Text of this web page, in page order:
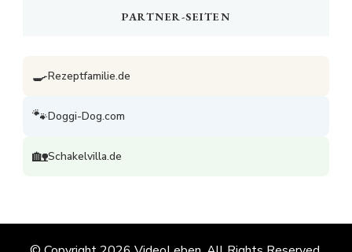
PARTNER-SEITEN
🍳Rezeptfamilie.de
🐾Doggi-Dog.com
🏡Schakelvilla.de